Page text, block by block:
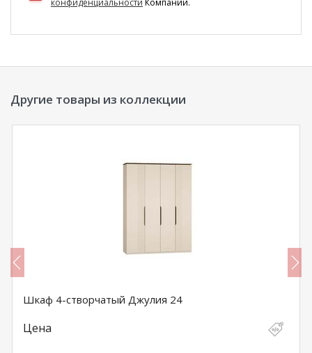
конфиденциальности Компании.
Другие товары из коллекции
Шкаф 4-створчатый Джулия 24
Цена